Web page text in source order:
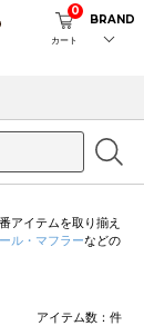
カート
0
BRAND
アイテムを取り揃え
ル・マフラーなどの
アイテム数： 件